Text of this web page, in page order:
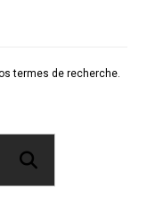
termes de recherche.